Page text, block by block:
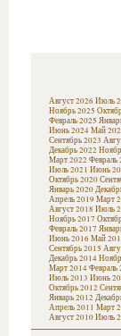
Август 2026 Июль
Ноябрь 2025
Февраль 2025
Июнь 2024Май
Сентябрь 2023
Декабрь 2022
Март 2022 Февраль
Июль 2021 Июнь
Октябрь 2020
Январь 2020
Апрель 2019 Март
Август 2018 Июль
Ноябрь 2017
Февраль 2017
Июнь 2016 Май
Сентябрь 2015
Декабрь 2014
Март 2014Февраль
Июль 2013 Июнь
Октябрь 2012
Январь 2012
Апрель 2011 Март
Август 2010Июль